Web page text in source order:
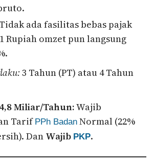
Tidak ada fasilitas bebas pajak
Rupiah omzet pun langsung
3 Tahun (PT) atau 4 Tahun
Miliar/Tahun:Wajib
Tarif PPh Badan Normal (22%
Dan Wajib PKP.